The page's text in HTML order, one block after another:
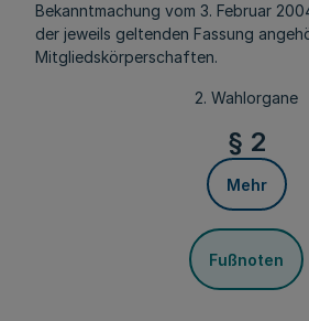
Bekanntmachung vom 3. Februar
der jeweils geltenden Fassung
Mitgliedskörperschaften.
2. Wahlorgane
§ 2
Mehr
Fußnoten